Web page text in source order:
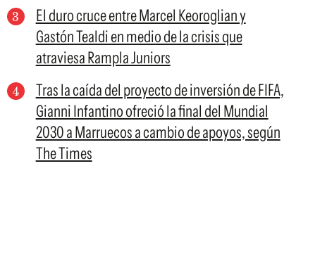
El duro cruce entre Marcel Keoroglian y
Gastón Tealdi en medio de la crisis que
atraviesa Rampla Juniors
Tras la caída del proyecto de inversión de FIFA,
Gianni Infantino ofreció la final del Mundial
2030 a Marruecos a cambio de apoyos, según
The Times